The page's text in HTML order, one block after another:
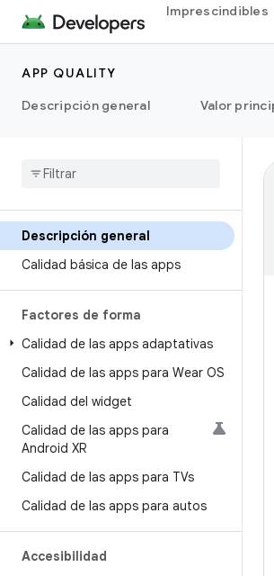
Imprescindibles
APP QUALITY
Descripción general
Valor
Descripción general
Calidad básica de las apps
Factores de forma
Calidad de las apps adaptativas
Calidad de las apps para Wear OS
Calidad del widget
Calidad de las apps para
Android XR
Calidad de las apps para TVs
Calidad de las apps para autos
Accesibilidad